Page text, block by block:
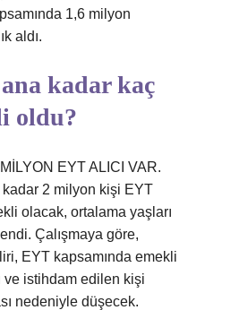
1,6 milyon
aldı.
kadar kaç
oldu?
EYT ALICI VAR.
kadar 2 milyon kişi EYT
olacak, ortalama yaşları
Çalışmaya göre,
EYT kapsamında emekli
ve istihdam edilen kişi
nedeniyle düşecek.